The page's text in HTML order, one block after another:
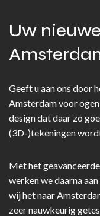
Uw
Geeft u aan ons door
Amsterdam voor
design dat daar zo
(3D-)tekeningen
Met het
werken we daarna
wij het naar
zeer nauwkeurig